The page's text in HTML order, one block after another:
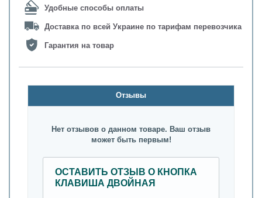
Удобные способы оплаты
Доставка по всей Украине по тарифам перевозчика
Гарантия на товар
Oтзывы
Нет отзывов о данном товаре. Ваш отзыв
может быть первым!
ОСТАВИТЬ ОТЗЫВ О КНОПКА
КЛАВИША ДВОЙНАЯ